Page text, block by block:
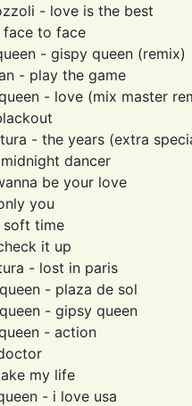
- love is the best
face to face
- gispy queen (remix)
- play the game
- love (mix master
- the years (extra
dancer
be your love
you
soft time
it up
- lost in paris
- plaza de sol
- gipsy queen
- action
my life
- i love usa